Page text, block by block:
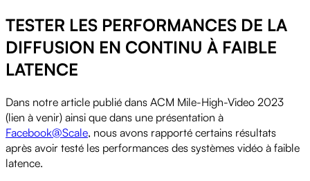
TESTER LES PERFORMANCES DE LA
DIFFUSION EN CONTINU À FAIBLE
LATENCE
Dans notre article publié dans ACM Mile-High-Video 2023
(lien à venir) ainsi que dans une présentation à
Facebook@Scale, nous avons rapporté certains résultats
après avoir testé les performances des systèmes vidéo à faible
latence.